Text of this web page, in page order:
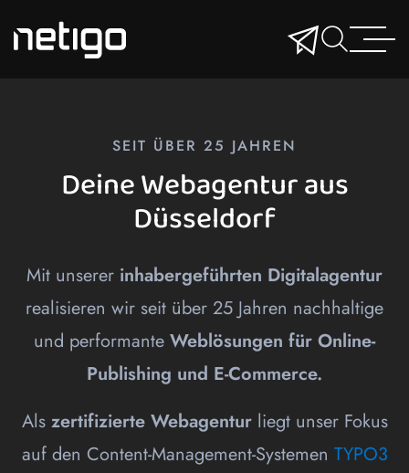
SEIT ÜBER 25 JAHREN
Deine Webagentur aus
Düsseldorf
Mit unserer inhabergeführten Digitalagentur
realisieren wir seit über 25 Jahren nachhaltige
und performante Weblösungen für Online-
Publishing und E-Commerce.
Als zertifizierte Webagenturliegt unser Fokus
auf den Content-Management-Systemen TYPO3